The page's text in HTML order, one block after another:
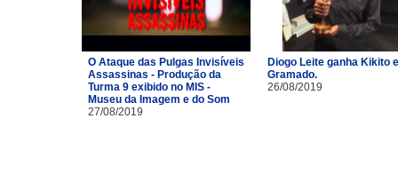
O Ataque das Pulgas Invisíveis
Assassinas - Produção da
Turma 9 exibido no MIS -
Museu da Imagem e do Som
27/08/2019
Diogo Leite ganha Kikito
Gramado.
26/08/2019